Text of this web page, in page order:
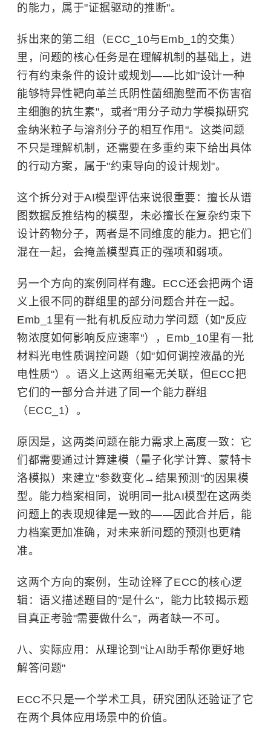
的能力，属于"证据驱动的推断"。
拆出来的第二组（ECC_10与Emb_1的交集）
里，问题的核心任务是在理解机制的基础上，进
行有约束条件的设计或规划——比如"设计一种
能够特异性靶向革兰氏阴性菌细胞壁而不伤害宿
主细胞的抗生素"，或者"用分子动力学模拟研究
金纳米粒子与溶剂分子的相互作用"。这类问题
不只是理解机制，还需要在多重约束下给出具体
的行动方案，属于"约束导向的设计规划"。
这个拆分对于AI模型评估来说很重要：擅长从谱
图数据反推结构的模型，未必擅长在复杂约束下
设计药物分子，两者是不同维度的能力。把它们
混在一起，会掩盖模型真正的强项和弱项。
另一个方向的案例同样有趣。ECC还会把两个语
义上很不同的群组里的部分问题合并在一起。
Emb_1里有一批有机反应动力学问题（如"反应
物浓度如何影响反应速率"），Emb_10里有一批
材料光电性质调控问题（如"如何调控液晶的光
电性质"）。语义上这两组毫无关联，但ECC把
它们的一部分合并进了同一个能力群组
（ECC_1）。
原因是，这两类问题在能力需求上高度一致：它
们都需要通过计算建模（量子化学计算、蒙特卡
洛模拟）来建立"参数变化→结果预测"的因果模
型。能力档案相同，说明同一批AI模型在这两类
问题上的表现规律是一致的——因此合并后，能
力档案更加准确，对未来新问题的预测也更精
准。
这两个方向的案例，生动诠释了ECC的核心逻
辑：语义描述题目的"是什么"，能力比较揭示题
目真正考验"需要做什么"，两者缺一不可。
八、实际应用：从理论到"让AI助手帮你更好地
解答问题"
ECC不只是一个学术工具，研究团队还验证了它
在两个具体应用场景中的价值。